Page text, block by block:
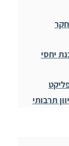
יחסי
תרבותי